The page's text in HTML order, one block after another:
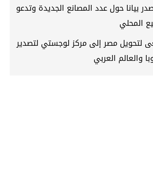
بيانا حول عدد المصانع الجديدة وتدعو
المحلي
لتحويل مصر إلى مركز لوجستي لتصدير
والعالم العربي